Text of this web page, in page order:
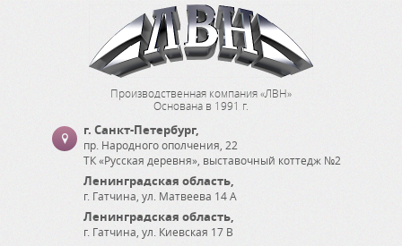
Производственная компания «ЛВН»
Основана в 1991 г.
г. Санкт-Петербург,
пр. Народного ополчения, 22
ТК «Русская деревня», выставочный коттедж №2
Ленинградская область,
г. Гатчина ул. Матвеева 14 А
Ленинградская область,
г. Гатчина ул. Киевская 17 В